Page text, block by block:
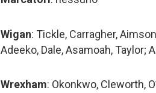
Wigan: Tickle, Carragher,
Adeeko, Dale, Asamoah, Taylor;
Wrexham: Okonkwo, Cleworth,